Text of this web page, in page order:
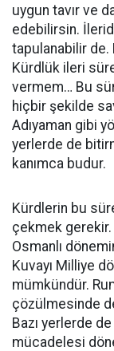
uygun tavır ve
edebilirsin.
tapulanabilir de.
Kürdlük ileri
vermem… Bu
hiçbir şekilde
Adıyaman gibi
yerlerde de
kanımca budur.
Kürdlerin bu
çekmek gerekir.
Osmanlı
Kuvayı Milliye
mümkündür.
çözülmesinde
Bazı yerlerde
mücadelesi